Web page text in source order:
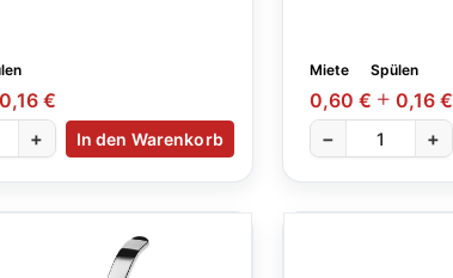
0,16 €
+ In den Warenkorb
Miete Spülen
0,60 €
0,16 €
−
+